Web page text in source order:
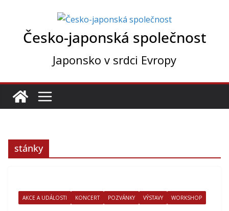
Česko-japonská společnost
Japonsko v srdci Evropy
stánky
AKCE A UDÁLOSTI KONCERT POZVÁNKY VÝSTAVY WORKSHOP